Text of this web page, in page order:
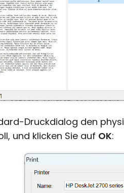
Druckdialog den
und klicken Sie auf OK: